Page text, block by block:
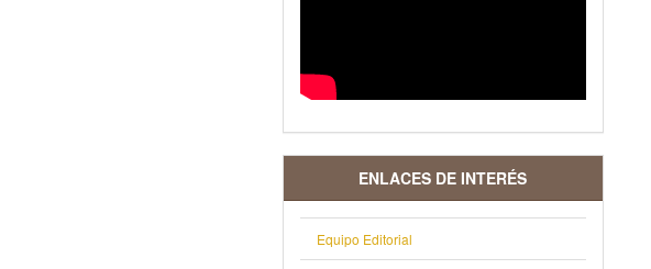
ENLACES DE INTERÉS
Equipo Editorial